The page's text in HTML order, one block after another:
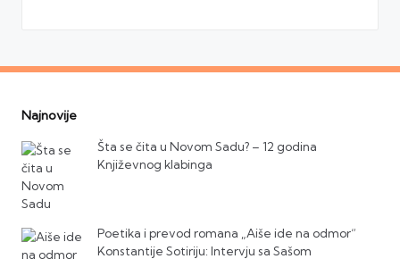
Najnovije
Šta se čita u Novom Sadu? – 12 godina
Književnog klabinga
Poetika i prevod romana „Aiše ide na odmor“
Konstantije Sotiriju: Intervju sa Sašom